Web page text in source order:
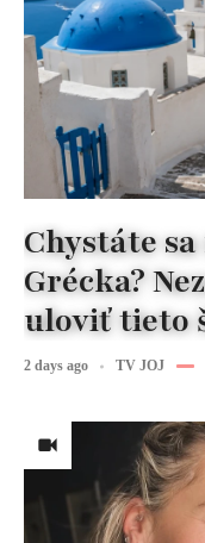
Chystáte
Grécka?
uloviť tieto
2 days ago TV JOJ